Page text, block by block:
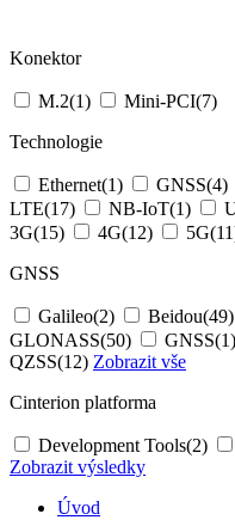
Konektor
M.2(1) Mini-PCI(7)
Technologie
Ethernet(1) GNSS(4)
LTE(17) NB-IoT(1)
3G(15) 4G(12) 5G
GNSS
Galileo(2) Beidou(49)
GLONASS(50) GNSS(1)
QZSS(12) Zobrazit vše
Cinterion platforma
Development Tools(2)
Zobrazit výsledky
Úvod